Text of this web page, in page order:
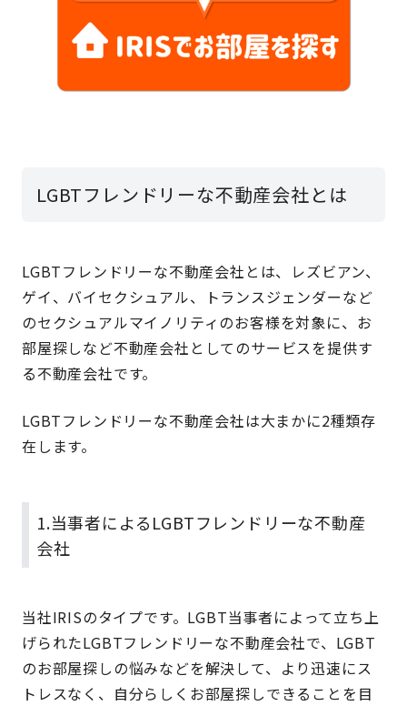
LGBTフレンドリーな不動産会社とは
LGBTフレンドリーな不動産会社とは、レズビアン、
ゲイ、バイセクシュアル、トランスジェンダーなど
のセクシュアルマイノリティのお客様を対象に、お
部屋探しなど不動産会社としてのサービスを提供す
る不動産会社です。
LGBTフレンドリーな不動産会社は大まかに2種類存
在します。
1.当事者によるLGBTフレンドリーな不動産
会社
当社IRISのタイプです。LGBT当事者によって立ち上
げられたLGBTフレンドリーな不動産会社で、LGBT
のお部屋探しの悩みなどを解決して、より迅速にス
トレスなく、自分らしくお部屋探しできることを目